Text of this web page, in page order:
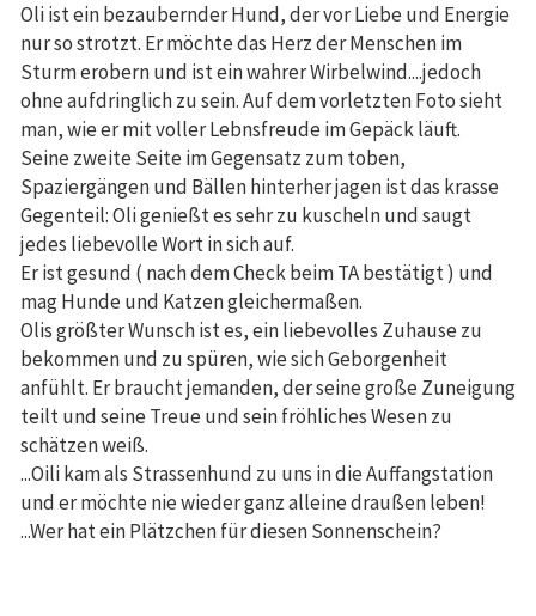
Oli ist ein bezaubernder Hund, der vor Liebe und Energie
nur so strotzt. Er möchte das Herz der Menschen im
Sturm erobern und ist ein wahrer Wirbelwind....jedoch
ohne aufdringlich zu sein. Auf dem vorletzten Foto sieht
man, wie er mit voller Lebnsfreude im Gepäck läuft.
Seine zweite Seite im Gegensatz zum toben,
Spaziergängen und Bällen hinterher jagen ist das krasse
Gegenteil: Oli genießt es sehr zu kuscheln und saugt
jedes liebevolle Wort in sich auf.
Er ist gesund ( nach dem Check beim TA bestätigt ) und
mag Hunde und Katzen gleichermaßen.
Olis größter Wunsch ist es, ein liebevolles Zuhause zu
bekommen und zu spüren, wie sich Geborgenheit
anfühlt. Er braucht jemanden, der seine große Zuneigung
teilt und seine Treue und sein fröhliches Wesen zu
schätzen weiß.
...Oili kam als Strassenhund zu uns in die Auffangstation
und er möchte nie wieder ganz alleine draußen leben!
...Wer hat ein Plätzchen für diesen Sonnenschein?